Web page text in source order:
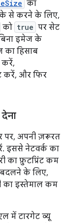
का
से करने के लिए,
को true पर सेट
इमेज के
हिसाब
करें,
करें, और फिर
पर, अपनी ज़रूरत
इससे नेटवर्क का
का फ़ुटप्रिंट कम
बदलने के लिए,
का इस्तेमाल कम
में टारगेट व्यू